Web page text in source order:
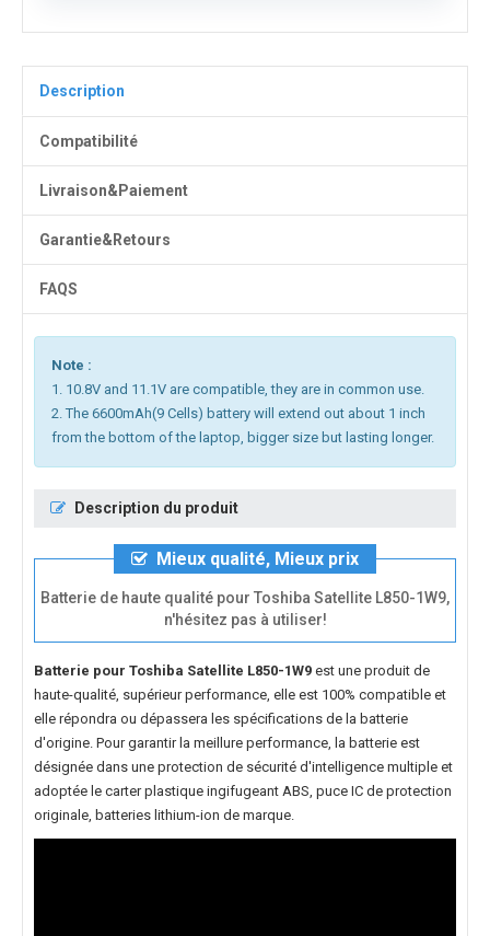
Description
Compatibilité
Livraison&Paiement
Garantie&Retours
FAQS
Note :
1. 10.8V and 11.1V are compatible, they are in common use.
2. The 6600mAh(9 Cells) battery will extend out about 1 inch
from the bottom of the laptop, bigger size but lasting longer.
Description du produit
Mieux qualité, Mieux prix
Batterie de haute qualité pour Toshiba Satellite L850-1W9,
n'hésitez pas à utiliser!
Batterie pour Toshiba Satellite L850-1W9 est une produit de
haute-qualité, supérieur performance, elle est 100% compatible et
elle répondra ou dépassera les spécifications de la batterie
d'origine. Pour garantir la meillure performance, la batterie est
désignée dans une protection de sécurité d'intelligence multiple et
adoptée le carter plastique ingifugeant ABS, puce IC de protection
originale, batteries lithium-ion de marque.